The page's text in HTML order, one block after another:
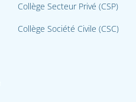
Collège Secteur Privé (CSP)
Collège Société Civile (CSC)